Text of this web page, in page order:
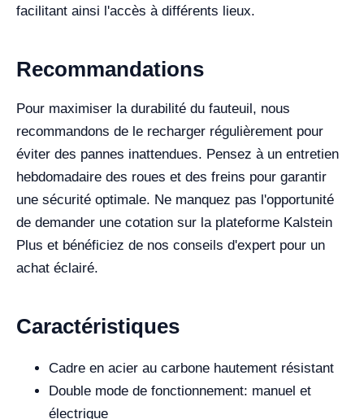
facilitant ainsi l'accès à différents lieux.
Recommandations
Pour maximiser la durabilité du fauteuil, nous
recommandons de le recharger régulièrement pour
éviter des pannes inattendues. Pensez à un entretien
hebdomadaire des roues et des freins pour garantir
une sécurité optimale. Ne manquez pas l'opportunité
de demander une cotation sur la plateforme Kalstein
Plus et bénéficiez de nos conseils d'expert pour un
achat éclairé.
Caractéristiques
Cadre en acier au carbone hautement résistant
Double mode de fonctionnement: manuel et
électrique